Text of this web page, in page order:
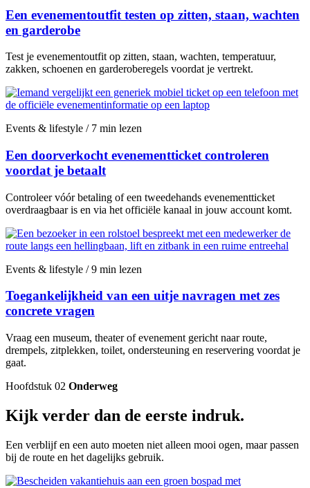
Een evenementoutfit testen op zitten, staan, wachten
en garderobe
Test je evenementoutfit op zitten, staan, wachten, temperatuur,
zakken, schoenen en garderoberegels voordat je vertrekt.
Events & lifestyle / 7 min lezen
Een doorverkocht evenementticket controleren
voordat je betaalt
Controleer vóór betaling of een tweedehands evenementticket
overdraagbaar is en via het officiële kanaal in jouw account komt.
Events & lifestyle / 9 min lezen
Toegankelijkheid van een uitje navragen met zes
concrete vragen
Vraag een museum, theater of evenement gericht naar route,
drempels, zitplekken, toilet, ondersteuning en reservering voordat je
gaat.
Hoofdstuk 02 Onderweg
Kijk verder dan de eerste indruk.
Een verblijf en een auto moeten niet alleen mooi ogen, maar passen
bij de route en het dagelijks gebruik.